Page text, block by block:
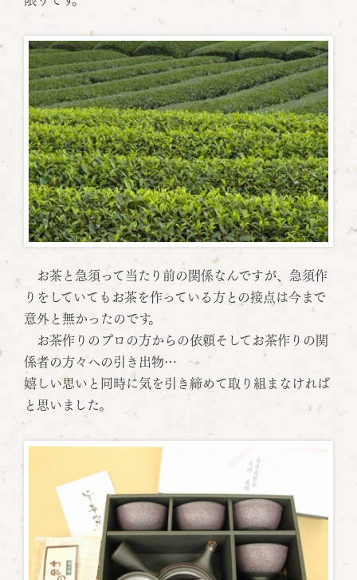
お茶と急須って当たり前の関係なんですが、急須作
りをしていてもお茶を作っている方との接点は今まで
意外と無かったのです。
お茶作りのプロの方からの依頼そしてお茶作りの関
係者の方々への引き出物…
嬉しい思いと同時に気を引き締めて取り組まなければ
と思いました。